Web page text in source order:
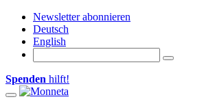
Newsletter abonnieren
Deutsch
English
Spenden hilft!
Toggle navigation